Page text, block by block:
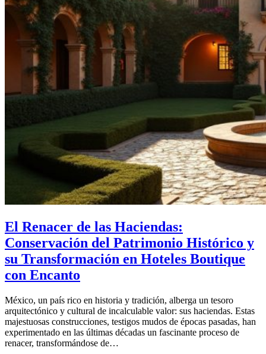
El Renacer de las Haciendas:
Conservación del Patrimonio Histórico y
su Transformación en Hoteles Boutique
con Encanto
México, un país rico en historia y tradición, alberga un tesoro
arquitectónico y cultural de incalculable valor: sus haciendas. Estas
majestuosas construcciones, testigos mudos de épocas pasadas, han
experimentado en las últimas décadas un fascinante proceso de
renacer, transformándose de…